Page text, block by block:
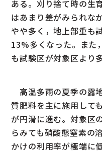
ある。刈り捨て時の生
はあまり差がみられな
やや多く，地上部重も
13%多くなった。また
も試験区が対象区より
高温多雨の夏季の露
質肥料を主に施用して
が円滑に進む。対象区
らみても硝酸態窒素の
かけの利用率が極端に